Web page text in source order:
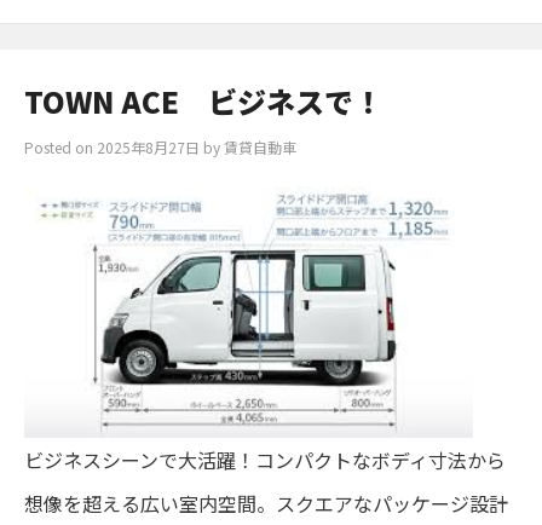
TOWN ACE ビジネスで！
Posted on 2025年8月27日 by賃貸自動車
ビジネスシーンで大活躍！コンパクトなボディ寸法から
想像を超える広い室内空間。スクエアなパッケージ設計